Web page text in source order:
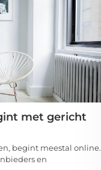
met gericht
begint meestal online.
en